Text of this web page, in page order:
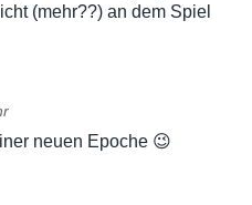
(mehr??) an dem Spiel
neuen Epoche 😉